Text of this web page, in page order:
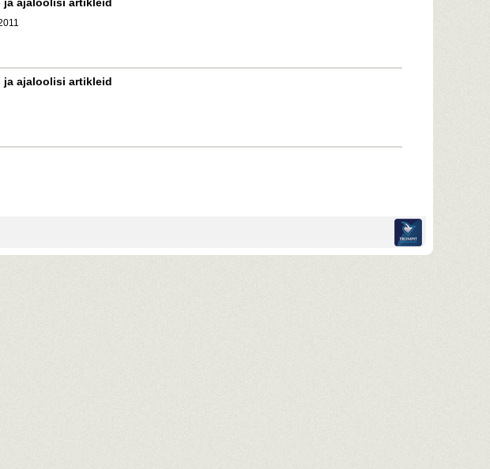
ja ajaloolisi artikleid